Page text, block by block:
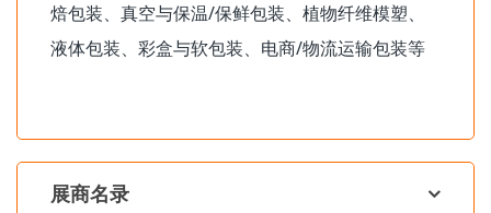
焙包装、真空与保温/保鲜包装、植物纤维模塑、
液体包装、彩盒与软包装、电商/物流运输包装等
展商名录